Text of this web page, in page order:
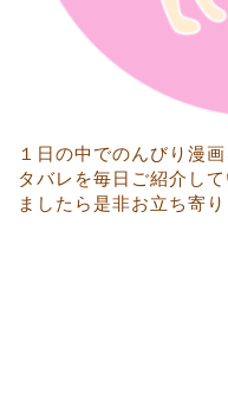
１日の中でのんびり漫
タバレを毎日ご紹介し
ましたら是非お立ち寄り